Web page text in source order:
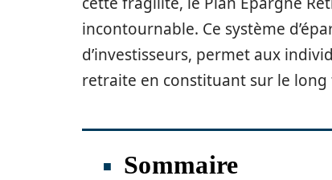
incontournable. Ce système
d’investisseurs, permet aux
retraite en constituant sur le
Sommaire